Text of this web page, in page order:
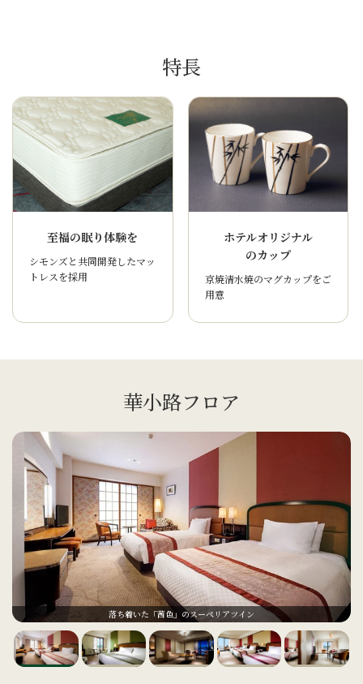
特長
至福の眠り体験を
シモンズと共同開発したマッ
トレスを採用
ホテルオリジナル
のカップ
京焼清水焼のマグカップをご
用意
華小路フロア
落ち着いた「茜色」のスーペリアツイン